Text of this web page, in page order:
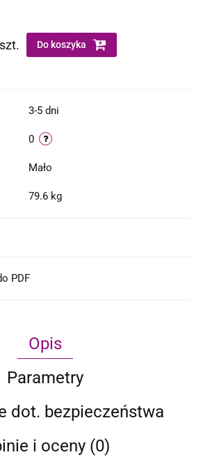
szt. Do koszyka
3-5 dni
0
Mało
79.6 kg
PDF
Opis
Parametry
dot. bezpieczeństwa
i oceny (0)